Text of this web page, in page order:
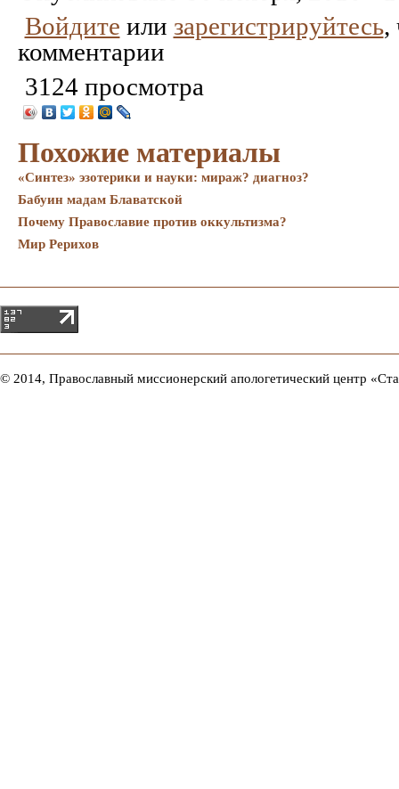
Войдите или зарегистрируйтесь,
комментарии
3124 просмотра
Похожие материалы
«Синтез» эзотерики и науки: мираж? диагноз?
Бабуин мадам Блаватской
Почему Православие против оккультизма?
Мир Рерихов
© 2014, Православный миссионерский апологетический центр